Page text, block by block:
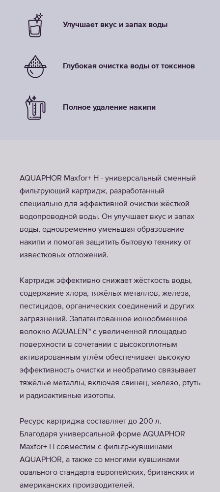
Улучшает вкус и запах воды
Глубокая очистка воды от токсинов
Полное удаление накипи
AQUAPHOR Maxfor+ H - универсальный сменный
фильтрующий картридж, разработанный
специально для эффективной очистки жёсткой
водопроводной воды. Он улучшает вкус и запах
воды, одновременно уменьшая образование
накипи и помогая защитить бытовую технику от
известковых отложений.
Картридж эффективно снижает жёсткость воды,
содержание хлора, тяжёлых металлов, железа,
пестицидов, органических соединений и других
загрязнений. Запатентованное ионообменное
волокно AQUALEN™ с увеличенной площадью
поверхности в сочетании с высокоплотным
активированным углём обеспечивает высокую
эффективность очистки и необратимо связывает
тяжёлые металлы, включая свинец, железо, ртуть
и радиоактивные изотопы.
Ресурс картриджа составляет до 200 л.
Благодаря универсальной форме AQUAPHOR
Maxfor+ H совместим с фильтр-кувшинами
AQUAPHOR, а также со многими кувшинами
овального стандарта европейских, британских и
американских производителей.